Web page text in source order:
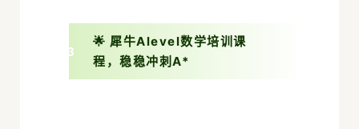
3
🌟 犀牛Alevel数学培训课
程，稳稳冲刺A*